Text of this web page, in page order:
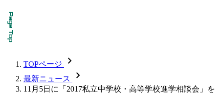
TOPページ chevron_forward
最新ニュース chevron_forward
11月5日に「2017私立中学校・高等学校進学相談会」を